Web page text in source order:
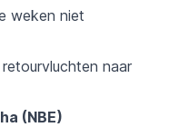
weken niet
naar
(NBE)